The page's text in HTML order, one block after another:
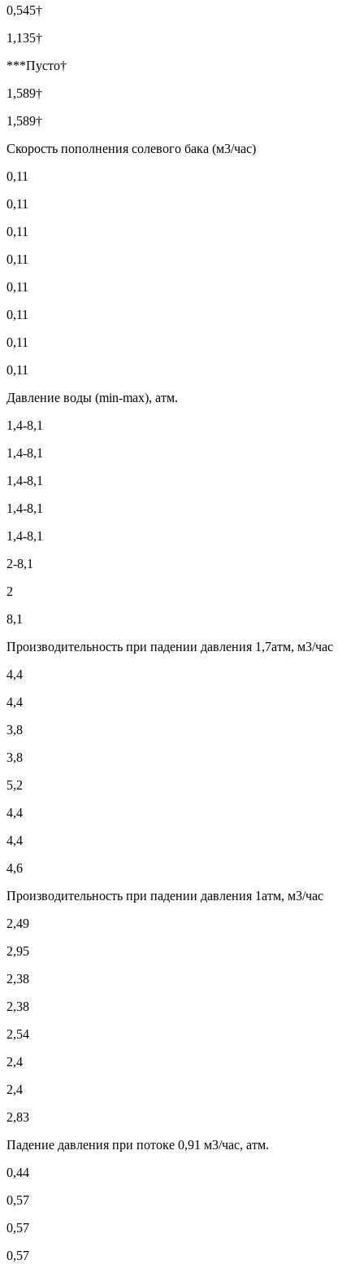
0,545†
1,135†
***Пусто†
1,589†
1,589†
Скорость пополнения солевого бака (м3/час)
0,11
0,11
0,11
0,11
0,11
0,11
0,11
0,11
Давление воды (min-max), атм.
1,4-8,1
1,4-8,1
1,4-8,1
1,4-8,1
1,4-8,1
2-8,1
2
8,1
Производительность при падении давления 1,7атм, м3/час
4,4
4,4
3,8
3,8
5,2
4,4
4,4
4,6
Производительность при падении давления 1атм, м3/час
2,49
2,95
2,38
2,38
2,54
2,4
2,4
2,83
Падение давления при потоке 0,91 м3/час, атм.
0,44
0,57
0,57
0,57